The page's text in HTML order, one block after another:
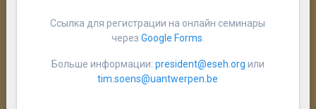
Ссылка для регистрации на онлайн семинары
через Google Forms
Больше информации: president@eseh.org или
tim.soens@uantwerpen.be